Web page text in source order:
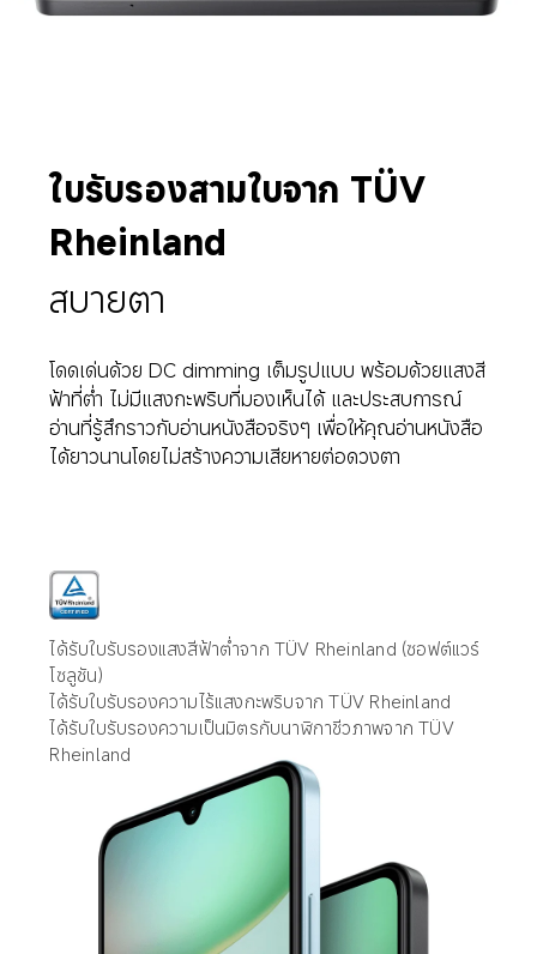
ใบรับรองสามใบจาก TÜV
Rheinland
สบายตา
โดดเด่นด้วย DC dimming เต็มรูปแบบ พร้อมด้วยแสงสี
ฟ้าที่ต่ำ ไม่มีแสงกะพริบที่มองเห็นได้ และประสบการณ์
อ่านที่รู้สึกราวกับอ่านหนังสือจริงๆ เพื่อให้คุณอ่านหนังสือ
ได้ยาวนานโดยไม่สร้างความเสียหายต่อดวงตา
ได้รับใบรับรองแสงสีฟ้าต่ำจาก TÜV Rheinland (ซอฟต์แวร์
โซลูชัน)
ได้รับใบรับรองความไร้แสงกะพริบจาก TÜV Rheinland
ได้รับใบรับรองความเป็นมิตรกับนาฬิกาชีวภาพจาก TÜV
Rheinland